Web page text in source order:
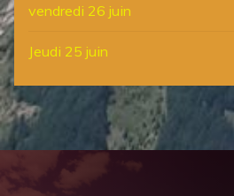
vendredi 26 juin
Jeudi 25 juin